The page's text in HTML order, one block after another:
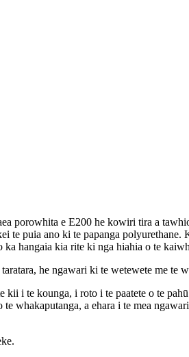
porowhita e E200 he kowiri tira a
te puia ano ki te papanga
hangaia kia rite ki nga hiahia o te
he ngawari ki te wetewete me
i te kounga, i roto i te paatete o te
whakaputanga, a ehara i te mea